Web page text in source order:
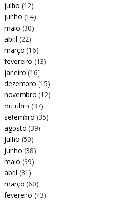
julho (12)
junho (14)
maio (30)
abril (22)
março (16)
fevereiro (13)
janeiro (16)
dezembro (15)
novembro (12)
outubro (37)
setembro (35)
agosto (39)
julho (50)
junho (38)
maio (39)
abril (31)
março (60)
fevereiro (43)